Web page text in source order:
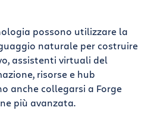
possono utilizzare la
naturale per costruire
assistenti virtuali del
risorse e hub
anche collegarsi a Forge
più avanzata.